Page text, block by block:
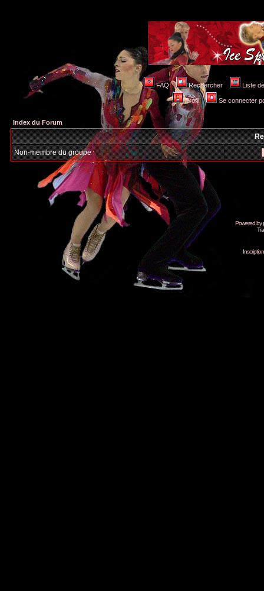
FAQ Rechercher Liste
Profil Se connecter
Index du Forum
Non-membre du groupe
Powered by